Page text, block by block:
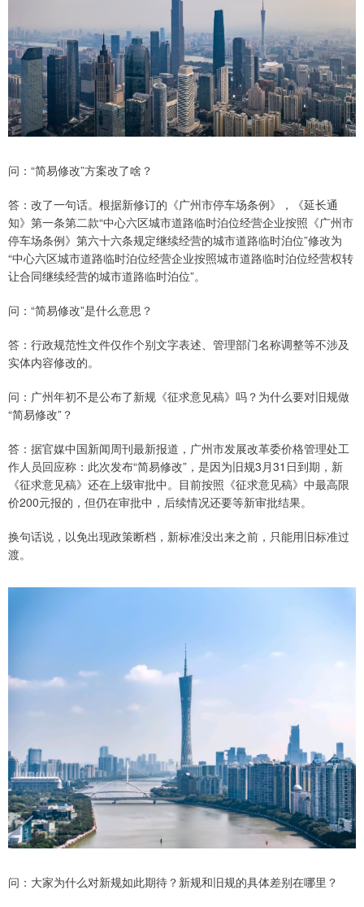
问：“简易修改”方案改了啥？
答：改了一句话。根据新修订的《广州市停车场条例》，《延长通
知》第一条第二款“中心六区城市道路临时泊位经营企业按照《广州市
停车场条例》第六十六条规定继续经营的城市道路临时泊位”修改为
“中心六区城市道路临时泊位经营企业按照城市道路临时泊位经营权转
让合同继续经营的城市道路临时泊位”。
问：“简易修改”是什么意思？
答：行政规范性文件仅作个别文字表述、管理部门名称调整等不涉及
实体内容修改的。
问：广州年初不是公布了新规《征求意见稿》吗？为什么要对旧规做
“简易修改”？
答：据官媒中国新闻周刊最新报道，广州市发展改革委价格管理处工
作人员回应称：此次发布“简易修改”，是因为旧规3月31日到期，新
《征求意见稿》还在上级审批中。目前按照《征求意见稿》中最高限
价200元报的，但仍在审批中，后续情况还要等新审批结果。
换句话说，以免出现政策断档，新标准没出来之前，只能用旧标准过
渡。
问：大家为什么对新规如此期待？新规和旧规的具体差别在哪里？